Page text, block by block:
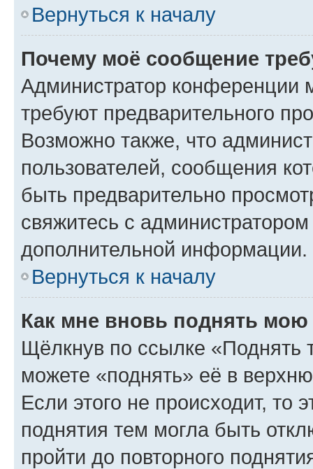
Вернуться к началу
Почему моё сообщение
Администратор конференции
требуют предварительного
Возможно также, что
пользователей, сообщения
быть предварительно
свяжитесь с
дополнительной информации.
Вернуться к началу
Как мне вновь поднять мою
Щёлкнув по ссылке «Поднять
можете «поднять» её в
Если этого не происходит, то
поднятия тем могла быть
пройти до повторного